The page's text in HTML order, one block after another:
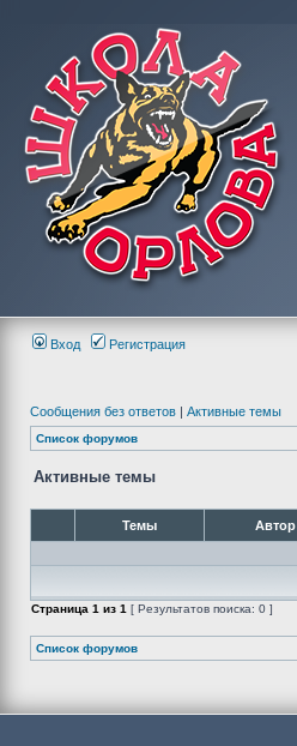
Вход Регистрация
Сообщения без ответов | Активные темы
Список форумов
Активные темы
Темы Автор
Страница 1 из 1 [ Результатов поиска: 0 ]
Список форумов